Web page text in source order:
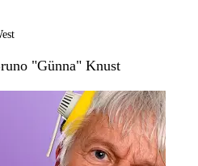
"Günna" Knust